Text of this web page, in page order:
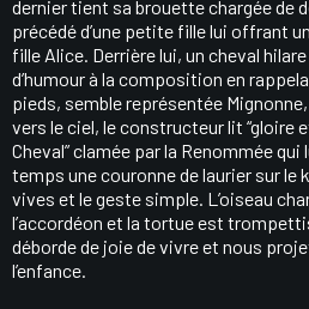
dernier tient sa brouette chargée de
précédé d’une petite fille lui offrant
fille Alice. Derrière lui, un cheval
d’humour à la composition en
pieds, semble représentée
vers le ciel, le constructeur lit “gloire
Cheval” clamée par la Renommée
temps une couronne de laurier sur le
vives et le geste simple. L’oiseau
l’accordéon et la tortue est
déborde de joie de vivre et nous
l’enfance.